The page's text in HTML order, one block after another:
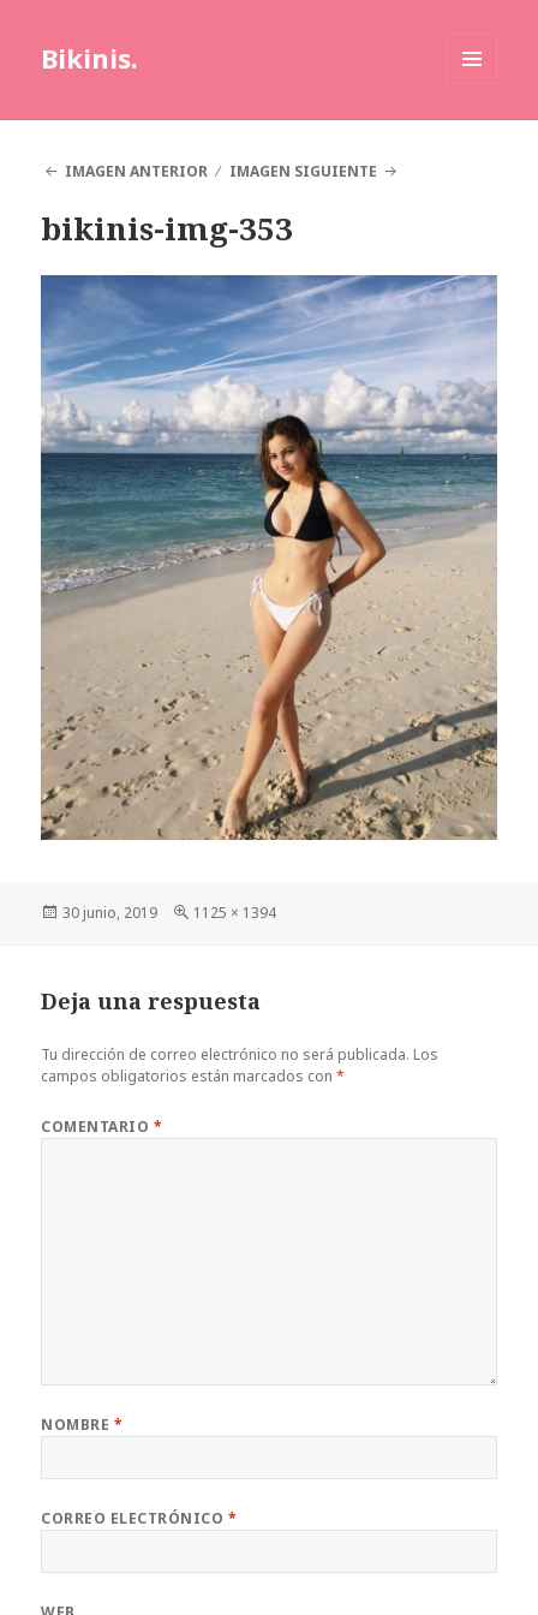
Bikinis.
IMAGEN ANTERIOR
IMAGEN SIGUIENTE
bikinis-img-353
Publicado
30 junio, 2019
Tamaño
1125 × 1394
Deja una respuesta
Tu dirección de correo electrónico no será publicada. Los
campos obligatorios están marcados con*
COMENTARIO *
NOMBRE *
CORREO ELECTRÓNICO *